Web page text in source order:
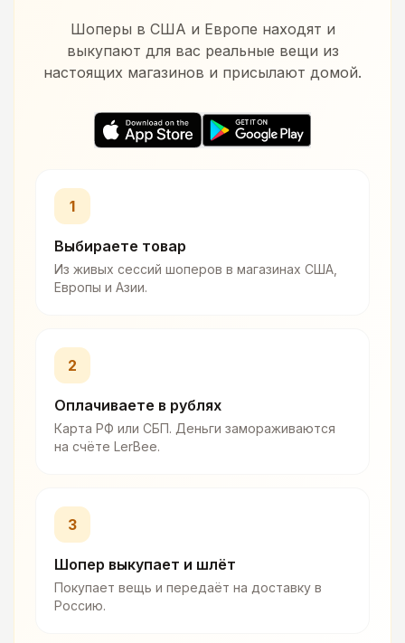
Шоперы в США и Европе находят и
выкупают для вас реальные вещи из
настоящих магазинов и присылают домой.
1
Выбираете товар
Из живых сессий шоперов в магазинах США,
Европы и Азии.
2
Оплачиваете в рублях
Карта РФ или СБП. Деньги замораживаются
на счёте LerBee.
3
Шопер выкупает и шлёт
Покупает вещь и передаёт на доставку в
Россию.